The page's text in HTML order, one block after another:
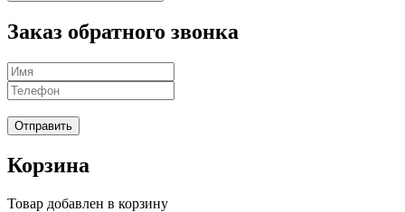
Заказ обратного звонка
Отправить
Корзина
Товар добавлен в корзину